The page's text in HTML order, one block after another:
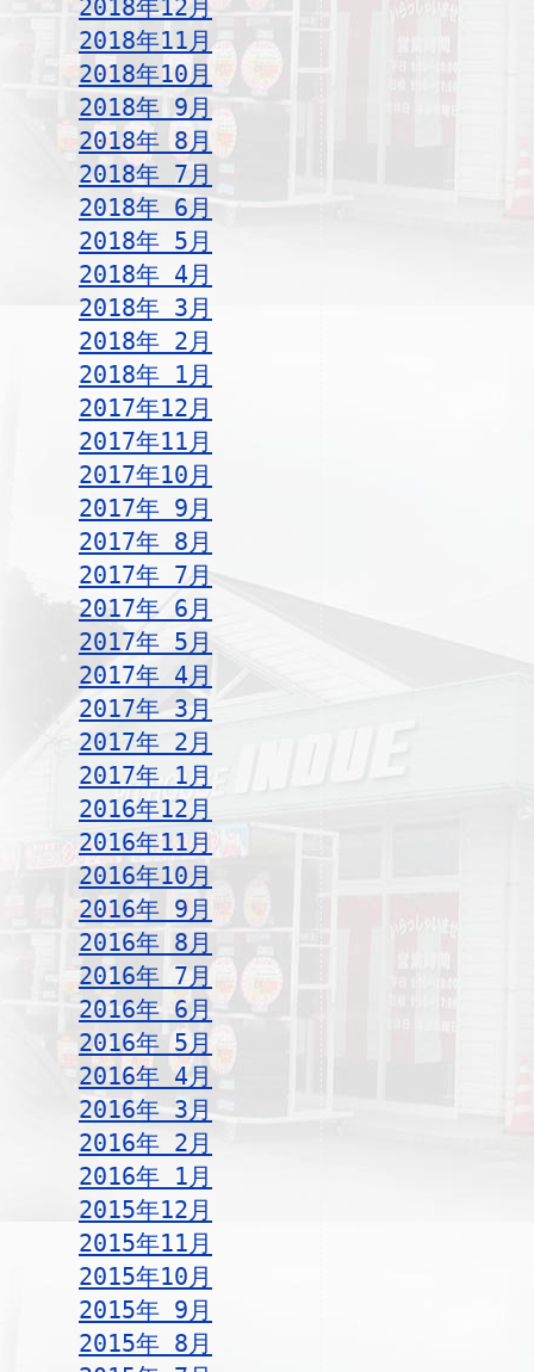
2018年12月
2018年11月
2018年10月
2018年 9月
2018年 8月
2018年 7月
2018年 6月
2018年 5月
2018年 4月
2018年 3月
2018年 2月
2018年 1月
2017年12月
2017年11月
2017年10月
2017年 9月
2017年 8月
2017年 7月
2017年 6月
2017年 5月
2017年 4月
2017年 3月
2017年 2月
2017年 1月
2016年12月
2016年11月
2016年10月
2016年 9月
2016年 8月
2016年 7月
2016年 6月
2016年 5月
2016年 4月
2016年 3月
2016年 2月
2016年 1月
2015年12月
2015年11月
2015年10月
2015年 9月
2015年 8月